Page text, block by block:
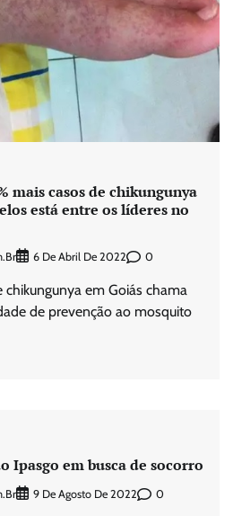
mais casos de chikungunya
está entre os líderes no
6 De Abril De 2022 0
em Goiás chama
de prevenção ao mosquito
Ipasgo em busca de socorro
9 De Agosto De 2022 0